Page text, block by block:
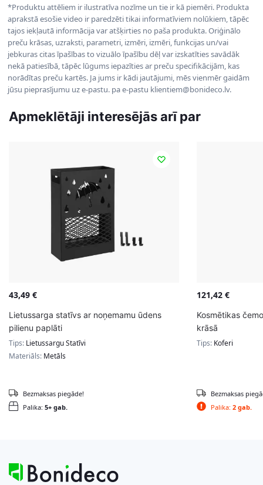
*Produktu attēliem ir ilustratīva nozīme un tie ir kā piemēri. Produkta
aprakstā esošie video ir paredzēti tikai informatīviem nolūkiem, tāpēc
tajos iekļautā informācija var atšķirties no paša produkta. Oriģinālo
preču krāsas, uzraksti, parametri, izmēri, izmēri, funkcijas un/vai
jebkuras citas īpašības to vizuālo īpašību dēļ var izskatīties savādāk
nekā patiesībā, tāpēc lūgums iepazīties ar preču specifikācijām, kas
norādītas preču kartēs. Ja jums ir kādi jautājumi, mēs vienmēr gaidām
jūsu pieprasījumu uz e-pastu. pa e-pastu klientiem@bonideco.lv.
Apmeklētāji interesējās arī par
43,49 €
Lietussarga statīvs ar noņemamu ūdens
pilienu paplāti
Tips: Lietussargu Statīvi
Materiāls: Metāls
Palika: 5+ gab.
Bezmaksas piegāde!
121,42 €
Kosmētikas
krāsā
Tips: Koferi
Palika: 2 gab.
Bezmaksas